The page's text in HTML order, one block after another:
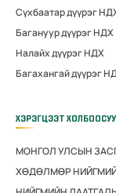
Сүхбаатар дүүрэг
Багануур дүүрэг НДХ
Налайх дүүрэг НДХ
Багахангай дүүрэг
ХЭРЭГЦЭЭТ
МОНГОЛ УЛСЫН
ХӨДӨЛМӨР